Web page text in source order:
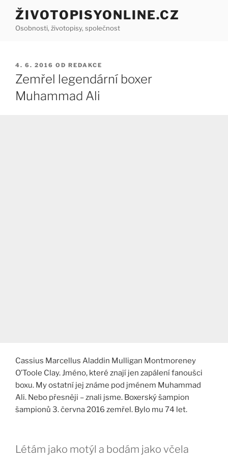
Přejít
obsahu
ŽIVOTOPISYONLINE.CZ
Osobnosti, životopisy, společnost
PUBLIKOVÁNO
4. 6. 2016 OD REDAKCE
Zemřel legendární boxer
Muhammad Ali
Cassius Marcellus Aladdin Mulligan Montmoreney
O’Toole Clay. Jméno, které znají jen zapálení fanoušci
boxu. My ostatní jej známe pod jménem Muhammad
Ali. Nebo přesněji – znali jsme. Boxerský šampion
šampionů 3. června 2016 zemřel. Bylo mu 74 let.
Létám jako motýl a bodám jako včela